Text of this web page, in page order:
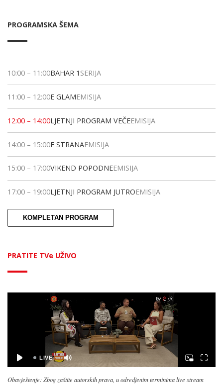
PROGRAMSKA ŠEMA
10:00 – 11:00BAHAR 1 SERIJA
11:00 – 12:00E GLAMEMISIJA
12:00 – 14:00LJETNJI PROGRAM VEČEEMISIJA
14:00 – 15:00E STRANAEMISIJA
15:00 – 17:00VIKEND POPODNEEMISIJA
17:00 – 19:00LJETNJI PROGRAM JUTROEMISIJA
KOMPLETAN PROGRAM
PRATITE TVe UŽIVO
Obavještenje: Zbog zaštite autorskih prava, u odredjenim terminima live stream